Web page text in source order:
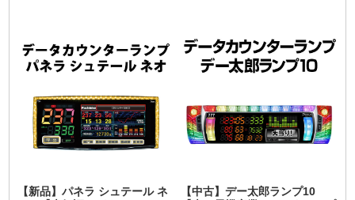
【新品】パネラ シュテール ネ
【中古】デー太郎ランプ10